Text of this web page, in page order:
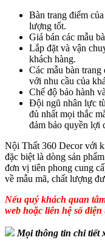
Bàn trang điểm
lượng tốt.
Giá bán các mẫu
Lắp đặt và vận
khách hàng.
Các mẫu bàn
với nhu cầu của
Chế độ bảo hành
Đội ngũ nhân lực
đủ nhất mọi thắc
đảm bảo quyền lợi
Nội Thất 360 Decor với
đặc biệt là dòng sản
đơn vị tiên phong cung
về mẫu mã, chất lượng
Nếu quý khách quan
web hoặc liên hệ số
Mọi thông tin chi tiết